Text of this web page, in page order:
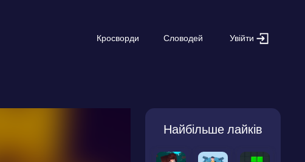
Кросворди Словодей Увійти
Найбільше лайків